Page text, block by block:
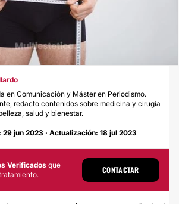
en Comunicación y Máster en Periodismo.
redacto contenidos sobre medicina y cirugía
salud y bienestar.
29 jun 2023 · Actualización: 18 jul 2023
Verificados que
CONTACTAR